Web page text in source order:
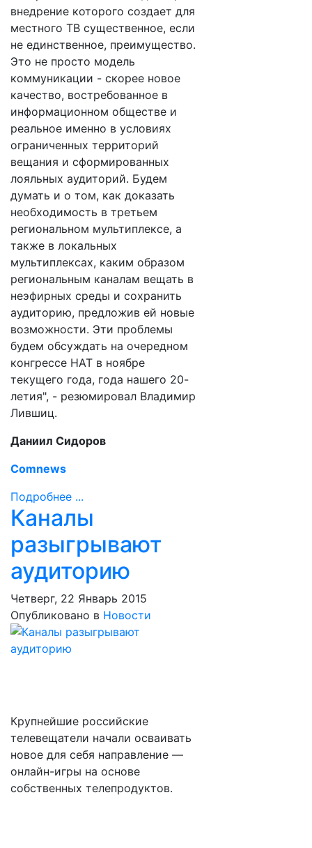
внедрение которого создает для
местного ТВ существенное, если
не единственное, преимущество.
Это не просто модель
коммуникации - скорее новое
качество, востребованное в
информационном обществе и
реальное именно в условиях
ограниченных территорий
вещания и сформированных
лояльных аудиторий. Будем
думать и о том, как доказать
необходимость в третьем
региональном мультиплексе, а
также в локальных
мультиплексах, каким образом
региональным каналам вещать в
неэфирных среды и сохранить
аудиторию, предложив ей новые
возможности. Эти проблемы
будем обсуждать на очередном
конгрессе НАТ в ноябре
текущего года, года нашего 20-
летия", - резюмировал Владимир
Лившиц.
Даниил Сидоров
Comnews
Подробнее ...
Каналы
разыгрывают
аудиторию
Четверг, 22 Январь 2015
Опубликовано в Новости
Крупнейшие российские
телевещатели начали осваивать
новое для себя направление —
онлайн-игры на основе
собственных телепродуктов.